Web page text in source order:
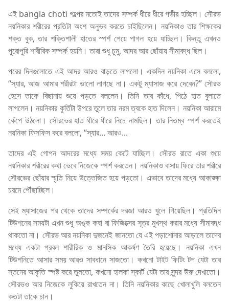
এই bangla choti গল্পের মতোই তাদের সম্পর্ক ধীরে ধীরে গভীর হচ্ছিল। সৌরভ
নয়নিকার শরীরের প্রতিটা অংশ অনুভব করতে চাইছিলেন। নয়নিকাও তার শিক্ষকের
শক্ত বুক, তার শক্তিশালী হাতের স্পর্শ পেয়ে পাগল হয়ে যাচ্ছিল। কিন্তু এখনও
পুরোপুরি শারীরিক সম্পর্ক হয়নি। তারা শুধু চুমু, আদর আর ছোঁয়ায় সীমাবদ্ধ ছিল।
পরের দিনগুলোতে এই আদর আরও বাড়তে লাগলো। একদিন নয়নিকা এসে বললো,
“স্যার, আজ আমার শরীরটা ভালো লাগছে না। একটু ম্যাসাজ করে দেবেন?” সৌরভ
হেসে তাকে বিছানায় শুয়ে পড়তে বললেন। তিনি তার কাঁধে, পিঠে হাত বুলাতে
লাগলেন। নয়নিকার কুর্তিটা উপরে তুলে তার নরম ত্বকে হাত দিলেন। নয়নিকা আরামে
কেঁপে উঠলো। সৌরভের হাত ধীরে ধীরে নিচে নামছিল। তার নিতম্ব স্পর্শ করতেই
নয়নিকা ফিসফিস করে বললো, “স্যার... আরও...
তাদের এই গোপন আদরের মধ্যে সময় কেটে যাচ্ছিল। সৌরভ রাতে একা শুয়ে
নয়নিকার শরীরের কথা ভেবে নিজেকে স্পর্শ করতেন। নয়নিকাও বাসায় ফিরে তার শরীরে
সৌরভের ছোঁয়ার স্মৃতি নিয়ে উত্তেজিত হয়ে পড়তো। এভাবে তাদের মধ্যে আকাঙ্ক্ষা
চরমে পৌঁছাচ্ছিল।
সেই ম্যাসাজের পর থেকে তাদের সম্পর্কের দরজা আরও খুলে গিয়েছিল। প্রতিদিন
টিউশনের সময়টা এখন শুধু অঙ্ক কষা বা ফিজিক্সের সূত্র মুখস্থ করার মধ্যে সীমাবদ্ধ
থাকতো না। সৌরভ আর নয়নিকা দুজনেই জানতো যে এই পড়াশোনার আড়ালে তাদের
মধ্যে একটা প্রবল শারীরিক ও মানসিক আকর্ষণ তৈরি হয়েছে। নয়নিকা এখন
টিউশনিতে আসার সময় আরও সাবধানে সাজতো। কখনো টাইট ফিটিং টপ যেটা তার
স্তনের আকৃতি স্পষ্ট করে তুলতো, কখনো হালকা স্কার্ট যেটা তার সুন্দর উরু দেখাতো।
সৌরভও আর নিজেকে লুকিয়ে রাখতেন না। তিনি নয়নিকার কাছে খোলাখুলি বলতেন
কতটা তাকে চান।